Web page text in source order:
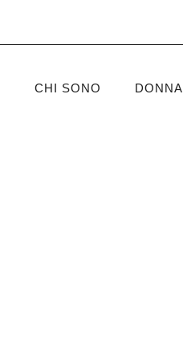
CHI SONO DONNA